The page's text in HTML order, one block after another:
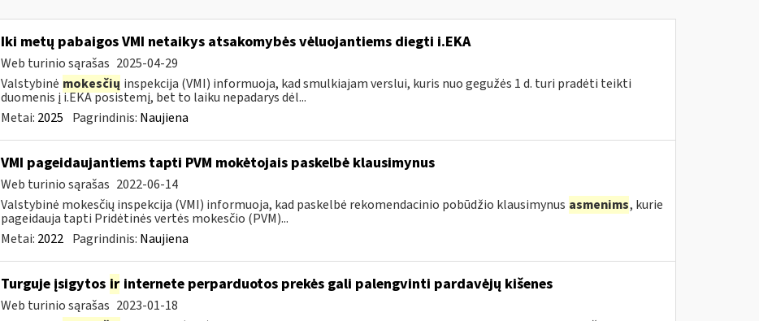
Iki metų pabaigos VMI netaikys atsakomybės vėluojantiems diegti i.EKA
Web turinio sąrašas 2025-04-29
Valstybinė mokesčių inspekcija (VMI) informuoja, kad smulkiajam verslui, kuris nuo gegužės 1 d. turi pradėti teikti
duomenis į i.EKA posistemį, bet to laiku nepadarys dėl...
Metai: 2025 Pagrindinis: Naujiena
VMI pageidaujantiems tapti PVM mokėtojais paskelbė klausimynus
Web turinio sąrašas 2022-06-14
Valstybinė mokesčių inspekcija (VMI) informuoja, kad paskelbė rekomendacinio pobūdžio klausimynus asmenims, kurie
pageidauja tapti Pridėtinės vertės mokesčio (PVM)...
Metai: 2022 Pagrindinis: Naujiena
Turguje įsigytos irinternete perparduotos prekės gali palengvinti pardavėjų kišenes
Web turinio sąrašas 2023-01-18